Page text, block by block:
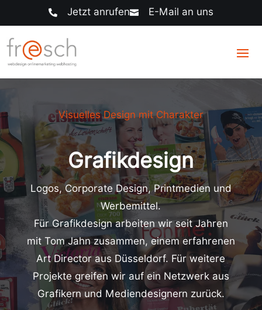
 Jetzt anrufen E-Mail an uns
Visuelles Design mit Charakter
Grafikdesign
Logos, Corporate Design, Printmedien und
Werbemittel.
Für Grafikdesign arbeiten wir seit Jahren
mit Tom Jahn zusammen, einem erfahrenen
Art Director aus Düsseldorf. Für weitere
Projekte greifen wir auf ein Netzwerk aus
Grafikern und Mediendesignern zurück.